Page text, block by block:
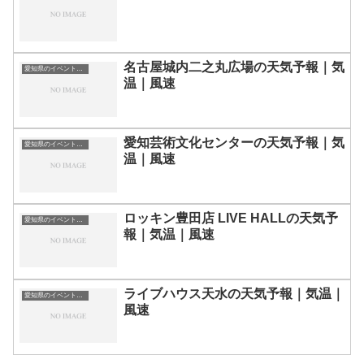
愛知県のイベント会場一覧
名古屋城内二之丸広場の天気予報｜気
温｜風速
愛知県のイベント会場一覧
愛知芸術文化センターの天気予報｜気
温｜風速
愛知県のイベント会場一覧
ロッキン豊田店 LIVE HALLの天気予
報｜気温｜風速
ライブハウス天水の天気予報｜気温｜
風速